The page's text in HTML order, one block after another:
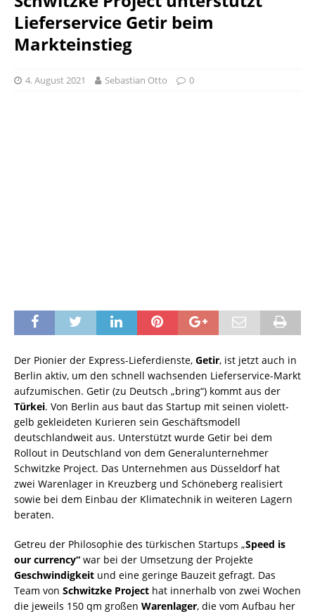
Lieferservice Getir beim
Markteinstieg
4. August 2021 Sebastian Otto 0
Der Pionier der Express-Lieferdienste, Getir, ist jetzt auch in
Berlin aktiv, um den schnell wachsenden Lieferservice-Markt
aufzumischen. Getir (zu Deutsch „bring“) kommt aus der
Türkei. Von Berlin aus baut das Startup mit seinen violett-
gelb gekleideten Kurieren sein Geschäftsmodell
deutschlandweit aus. Unterstützt wurde Getir bei dem
Rollout in Deutschland von dem Generalunternehmer
Schwitzke Project. Das Unternehmen aus Düsseldorf hat
zwei Warenlager in Kreuzberg und Schöneberg realisiert
sowie bei dem Einbau der Klimatechnik in weiteren Lagern
beraten.
Getreu der Philosophie des türkischen Startups „Speed is
our currency“ war bei der Umsetzung der Projekte
Geschwindigkeit und eine geringe Bauzeit gefragt. Das
Team von Schwitzke Project hat innerhalb von zwei Wochen
die jeweils 150 qm großen Warenlager, die vom Aufbau her